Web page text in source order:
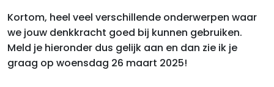
Kortom, heel veel verschillende onderwerpen waar
we jouw denkkracht goed bij kunnen gebruiken.
Meld je hieronder dus gelijk aan en dan zie ik je
graag op woensdag 26 maart 2025!